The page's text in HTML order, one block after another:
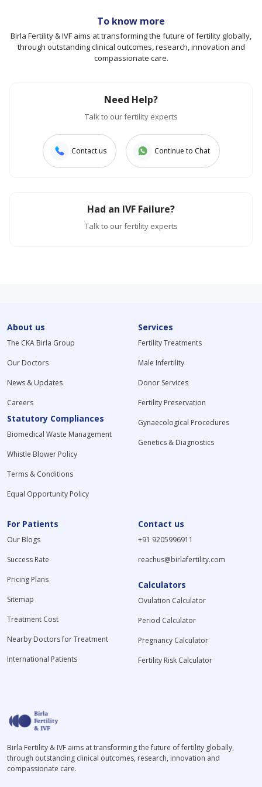
To know more
Birla Fertility & IVF aims at transforming the future of fertility globally,
through outstanding clinical outcomes, research, innovation and
compassionate care.
Need Help?
Talk to our fertility experts
Contact us Continue to Chat
Had an IVF Failure?
Talk to our fertility experts
About us
The CKA Birla Group
Our Doctors
News & Updates
Careers
Statutory Compliances
Biomedical Waste Management
Whistle Blower Policy
Terms & Conditions
Equal Opportunity Policy
Services
Fertility Treatments
Male Infertility
Donor Services
Fertility Preservation
Gynaecological Procedures
Genetics & Diagnostics
For Patients
Our Blogs
Success Rate
Pricing Plans
Sitemap
Treatment Cost
Nearby Doctors for Treatment
International Patients
Contact us
+91 9205996911
reachus@birlafertility.com
Calculators
Ovulation Calculator
Period Calculator
Pregnancy Calculator
Fertility Risk Calculator
Birla Fertility & IVF aims at transforming the future of fertility globally,
through outstanding clinical outcomes, research, innovation and
compassionate care.